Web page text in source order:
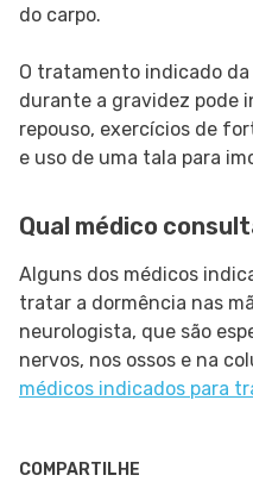
do carpo.
O tratamento indicado
durante a gravidez pode
repouso, exercícios de
e uso de uma tala para
Qual médico
Alguns dos médicos
tratar a dormência nas
neurologista, que são
nervos, nos ossos e na
médicos indicados para
COMPARTILHE